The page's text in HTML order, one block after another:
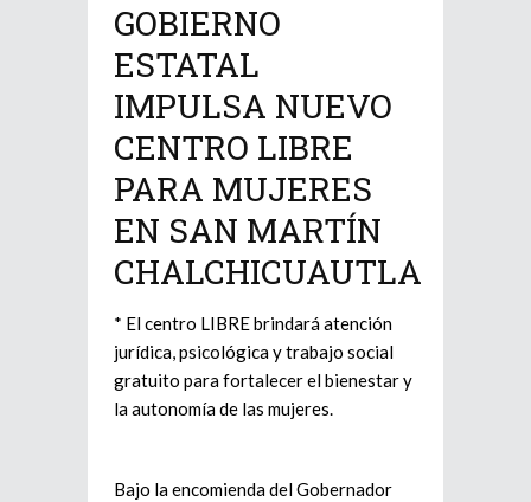
GOBIERNO
ESTATAL
IMPULSA NUEVO
CENTRO LIBRE
PARA MUJERES
EN SAN MARTÍN
CHALCHICUAUTLA
* El centro LIBRE brindará atención
jurídica, psicológica y trabajo social
gratuito para fortalecer el bienestar y
la autonomía de las mujeres.
Bajo la encomienda del Gobernador